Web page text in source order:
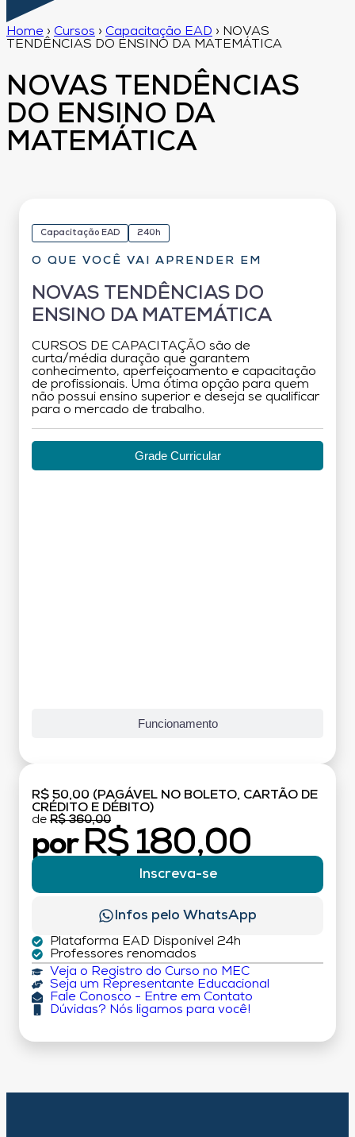
Home › Cursos › Capacitação EAD › NOVAS
TENDÊNCIAS DO ENSINO DA MATEMÁTICA
NOVAS TENDÊNCIAS
DO ENSINO DA
MATEMÁTICA
Capacitação EAD 240h
O QUE VOCÊ VAI APRENDER EM
NOVAS TENDÊNCIAS DO
ENSINO DA MATEMÁTICA
CURSOS DE CAPACITAÇÃO são de
curta/média duração que garantem
conhecimento, aperfeiçoamento e capacitação
de profissionais. Uma ótima opção para quem
não possui ensino superior e deseja se qualificar
para o mercado de trabalho.
Grade Curricular
Funcionamento
R$ 50,00 (PAGÁVEL NO BOLETO, CARTÃO DE
CRÉDITO E DÉBITO)
de R$ 360,00
por R$ 180,00
Inscreva-se
Infos pelo WhatsApp
Plataforma EAD Disponível 24h
Professores renomados
Veja o Registro do Curso no MEC
Seja um Representante Educacional
Fale Conosco - Entre em Contato
Dúvidas? Nós ligamos para você!